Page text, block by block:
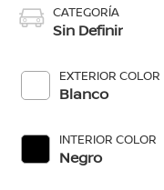
CATEGORÍA
Sin Definir
EXTERIOR COLOR
Blanco
INTERIOR COLOR
Negro